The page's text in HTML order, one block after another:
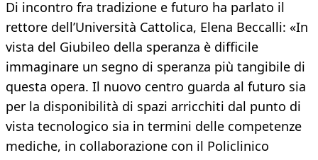
Di incontro fra tradizione e futuro ha parlato il
rettore dell’Università Cattolica, Elena Beccalli: «In
vista del Giubileo della speranza è difficile
immaginare un segno di speranza più tangibile di
questa opera. Il nuovo centro guarda al futuro sia
per la disponibilità di spazi arricchiti dal punto di
vista tecnologico sia in termini delle competenze
mediche, in collaborazione con il Policlinico